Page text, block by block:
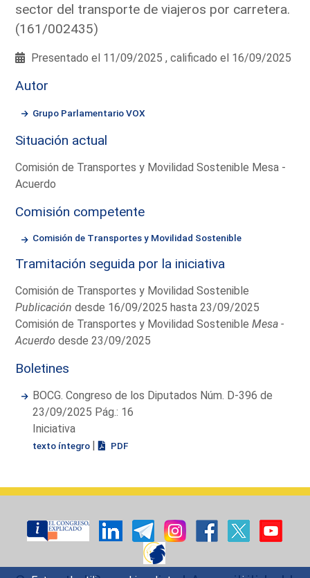
sector del transporte de viajeros por carretera.
(161/002435)
Presentado el 11/09/2025 , calificado el 16/09/2025
Autor
Grupo Parlamentario VOX
Situación actual
Comisión de Transportes y Movilidad Sostenible Mesa -
Acuerdo
Comisión competente
Comisión de Transportes y Movilidad Sostenible
Tramitación seguida por la iniciativa
Comisión de Transportes y Movilidad Sostenible
Publicación desde 16/09/2025 hasta 23/09/2025
Comisión de Transportes y Movilidad SostenibleMesa -
Acuerdo desde 23/09/2025
Boletines
BOCG. Congreso de los Diputados Núm. D-396 de
23/09/2025 Pág.: 16
Iniciativa
texto íntegro | PDF